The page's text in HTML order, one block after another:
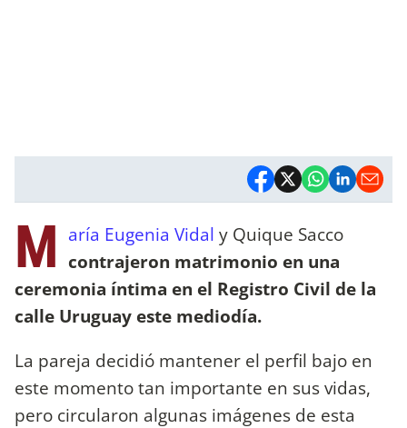
M aría Eugenia Vidal y Quique Sacco
contrajeron matrimonio en una
ceremonia íntima en el Registro Civil de la
calle Uruguay este mediodía.
La pareja decidió mantener el perfil bajo en
este momento tan importante en sus vidas,
pero circularon algunas imágenes de esta